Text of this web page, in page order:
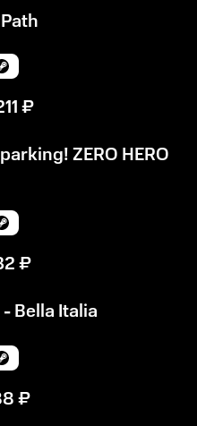
₽
ZERO HERO
₽
Bella Italia
₽